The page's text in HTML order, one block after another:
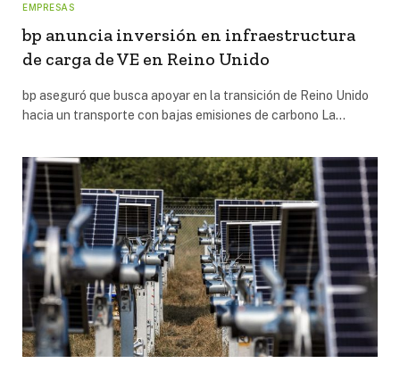
EMPRESAS
bp anuncia inversión en infraestructura
de carga de VE en Reino Unido
bp aseguró que busca apoyar en la transición de Reino Unido
hacia un transporte con bajas emisiones de carbono La…